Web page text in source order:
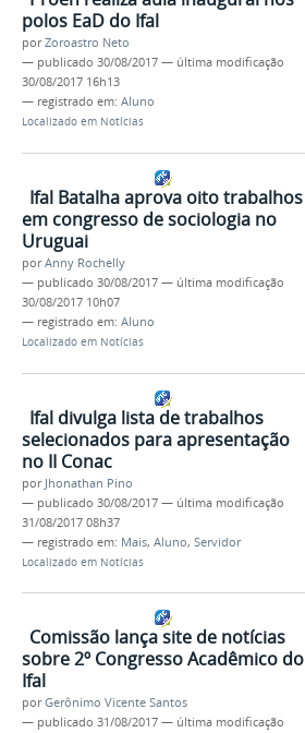
polos EaD do Ifal
porZoroastro Neto
— publicado 30/08/2017 — última modificação
30/08/2017 16h13
— registrado em: Aluno
Localizado em Notícias
Ifal Batalha aprova oito trabalhos
em congresso de sociologia no
Uruguai
porAnny Rochelly
— publicado 30/08/2017 — última modificação
30/08/2017 10h07
— registrado em: Aluno
Localizado em Notícias
Ifal divulga lista de trabalhos
selecionados para apresentação
no II Conac
por Jhonathan Pino
— publicado 30/08/2017 — última modificação
31/08/2017 08h37
— registrado em: Mais, Aluno, Servidor
Localizado em Notícias
Comissão lança site de notícias
sobre 2º Congresso Acadêmico do
Ifal
porGerônimo Vicente Santos
— publicado 31/08/2017 — última modificação